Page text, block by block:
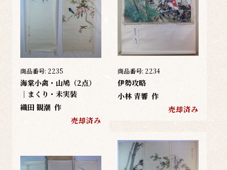
商品番号: 2235
海棠小禽・山鳩（2点）
｜まくり・未実装
織田 観潮 作
売却済み
商品番号: 2234
伊勢攻略
小林 青響 作
売却済み